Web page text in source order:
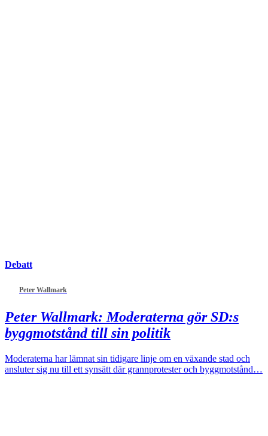
Debatt
Peter Wallmark
Peter Wallmark:Moderaterna gör SD:s
byggmotstånd till sin politik
Moderaterna har lämnat sin tidigare linje om en växande stad och
ansluter sig nu till ett synsätt där grannprotester och byggmotstånd…